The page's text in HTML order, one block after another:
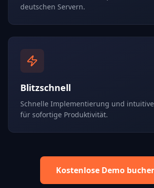
deutschen Servern.
Blitzschnell
Schnelle Implementierung und
für sofortige Produktivität.
Kostenlose Demo